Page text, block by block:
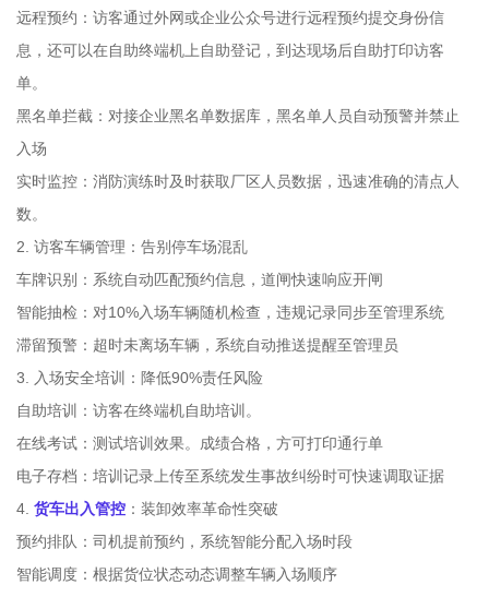
远程预约：访客通过外网或企业公众号进行远程预约提交身份信
息，还可以在自助终端机上自助登记，到达现场后自助打印访客
单。
黑名单拦截：对接企业黑名单数据库，黑名单人员自动预警并禁止
入场
实时监控：消防演练时及时获取厂区人员数据，迅速准确的清点人
数。
2. 访客车辆管理：告别停车场混乱
车牌识别：系统自动匹配预约信息，道闸快速响应开闸
智能抽检：对10%入场车辆随机检查，违规记录同步至管理系统
滞留预警：超时未离场车辆，系统自动推送提醒至管理员
3. 入场安全培训：降低90%责任风险
自助培训：访客在终端机自助培训。
在线考试：测试培训效果。成绩合格，方可打印通行单
电子存档：培训记录上传至系统发生事故纠纷时可快速调取证据
4. 货车出入管控 ：装卸效率革命性突破
预约排队：司机提前预约，系统智能分配入场时段
智能调度：根据货位状态动态调整车辆入场顺序